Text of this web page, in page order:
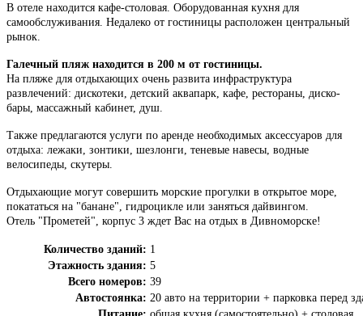
В отеле находится кафе-столовая. Оборудованная кухня для
самообслуживания. Недалеко от гостиницы расположен центральный
рынок.
Галечный пляж находится в 200 м от гостиницы.
На пляже для отдыхающих очень развита инфраструктура
развлечений: дискотеки, детский аквапарк, кафе, рестораны, диско-
бары, массажный кабинет, душ.
Также предлагаются услуги по аренде необходимых аксессуаров для
отдыха: лежаки, зонтики, шезлонги, теневые навесы, водные
велосипеды, скутеры.
Отдыхающие могут совершить морские прогулки в открытое море,
покататься на "банане", гидроцикле или заняться дайвингом.
Отель "Прометей", корпус 3 ждет Вас на отдых в Дивноморске!
Количество зданий: 1
Этажность здания: 5
Всего номеров: 39
Автостоянка: 20 авто на территории + парковка перед